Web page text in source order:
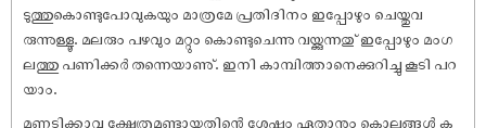
ടുത്തുകൊണ്ടുപോവുകയും മാത്രമേ പ്രതിദിനം ഇപ്പോഴും ചെയ്തുവ
രുന്നുള്ളൂ. മലരും പഴവും മറ്റും കൊണ്ടുചെന്നു വയ്ക്കുന്നതു് ഇപ്പോഴും മംഗ
ലത്തു പണിക്കർ തന്നെയാണു്. ഇനി കാമ്പിത്താനെക്കുറിച്ചു കൂടി പറ
യാം.
മണ്ണടിക്കാവു ക്ഷേത്രമുണ്ടായതിന്റെ ശേ‌ഷം ഏതാനും കൊല്ലങ്ങൾ ക